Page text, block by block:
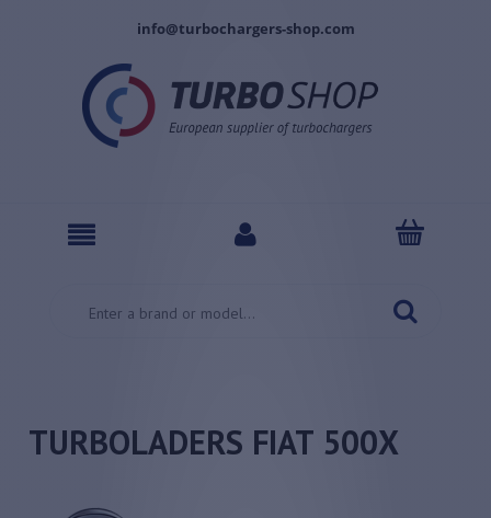
info@turbochargers-shop.com
TURBOLADERS FIAT 500X